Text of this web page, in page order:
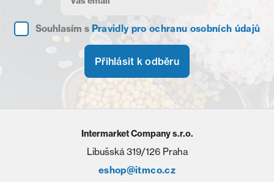
Souhlasím s Pravidly pro ochranu osobních údajů
Přihlásit k odběru
Intermarket Company s.r.o.
Libušská 319/126 Praha
eshop@itmco.cz